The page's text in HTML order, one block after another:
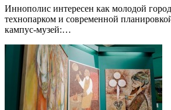
Иннополис интересен как молодой
технопарком и современной
кампус-музей:…